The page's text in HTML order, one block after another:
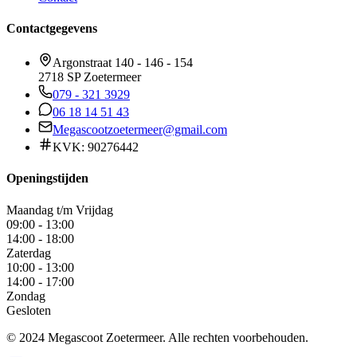
Contactgegevens
Argonstraat 140 - 146 - 154
2718 SP Zoetermeer
079 - 321 3929
06 18 14 51 43
Megascootzoetermeer@gmail.com
KVK: 90276442
Openingstijden
Maandag t/m Vrijdag
09:00 - 13:00
14:00 - 18:00
Zaterdag
10:00 - 13:00
14:00 - 17:00
Zondag
Gesloten
© 2024 Megascoot Zoetermeer. Alle rechten voorbehouden.